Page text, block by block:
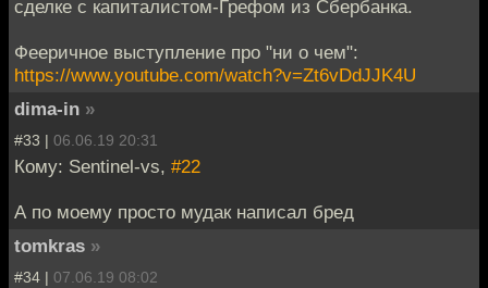
сделке с капиталистом-Грефом из Сбербанка.
Фееричное выступление про "ни о чем":
https://www.youtube.com/watch?v=Zt6vDdJJK4U
dima-in »
#33 | 06.06.19 20:31
Кому: Sentinel-vs, #22
А по моему просто мудак написал бред
tomkras »
#34 | 07.06.19 08:02